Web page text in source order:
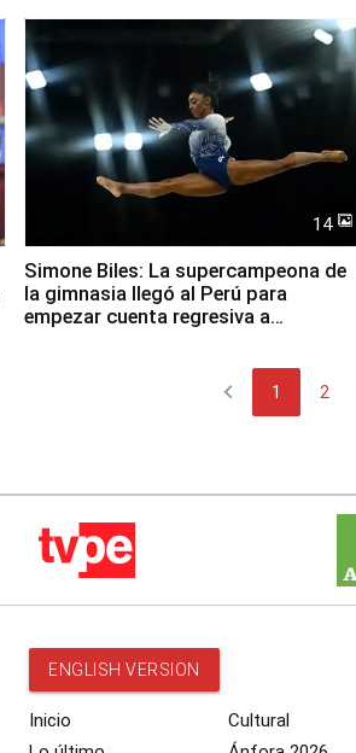
14
Simone Biles: La supercampeona de
la gimnasia llegó al Perú para
empezar cuenta regresiva a
chevron_left 1 2
ENGLISH VERSION
Inicio
Cultural